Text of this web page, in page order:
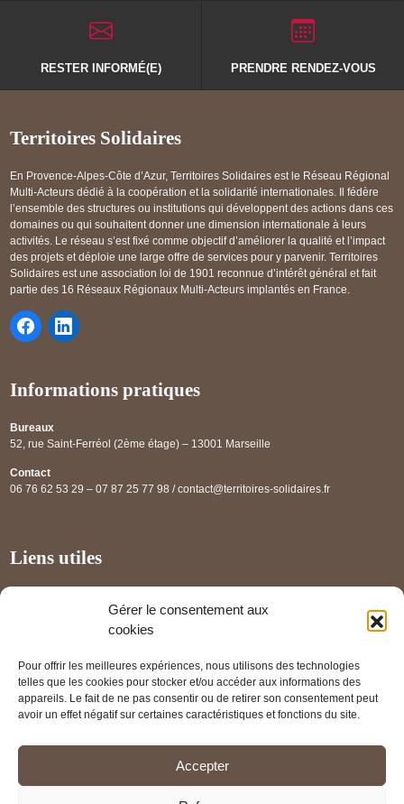
Gérer le consentement aux
cookies
Pour offrir les meilleures expériences, nous utilisons des technologies
telles que les cookies pour stocker et/ou accéder aux informations des
appareils. Le fait de ne pas consentir ou de retirer son consentement peut
avoir un effet négatif sur certaines caractéristiques et fonctions du site.
Accepter
RESTER INFORMÉ(E) PRENDRE RENDEZ-VOUS
Territoires Solidaires
En Provence-Alpes-Côte d’Azur, Territoires Solidaires est le Réseau Régional
Multi-Acteurs dédié à la coopération et la solidarité internationales. Il fédère
l’ensemble des structures ou institutions qui développent des actions dans ces
domaines ou qui souhaitent donner une dimension internationale à leurs
activités. Le réseau s’est fixé comme objectif d’améliorer la qualité et l’impact
des projets et déploie une large offre de services pour y parvenir. Territoires
Solidaires est une association loi de 1901 reconnue d’intérêt général et fait
partie des 16 Réseaux Régionaux Multi-Acteurs implantés en France.
Informations pratiques
Bureaux
52, rue Saint-Ferréol (2ème étage) – 13001 Marseille
Contact
06 76 62 53 29 – 07 87 25 77 98 / contact@territoires-solidaires.fr
Liens utiles
Panorama des projets
Mentions légales
PRENDRE RENDEZ-VOUS